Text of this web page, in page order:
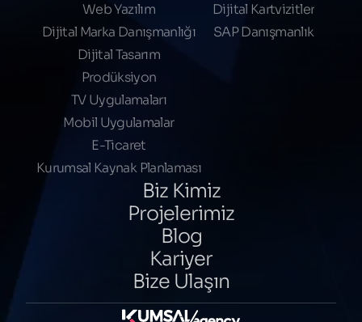
Web Yazılım
Dijital Marka Danışmanlığı
Dijital Tasarım
Prodüksiyon
TV Uygulamaları
Mobil Uygulamalar
E-Ticaret
Kurumsal Kaynak Planlaması
Dijital Kartvizitler
SAP Danışmanlık
Biz Kimiz
Projelerimiz
Blog
Kariyer
Bize Ulaşın